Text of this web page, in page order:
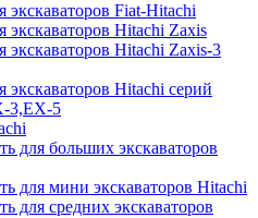
экскаваторов Fiat-Hitachi
экскаваторов Hitachi Zaxis
экскаваторов Hitachi Zaxis-3
экскаваторов Hitachi серий
3,EX-5
для больших экскаваторов
для мини экскаваторов Hitachi
для средних экскаваторов